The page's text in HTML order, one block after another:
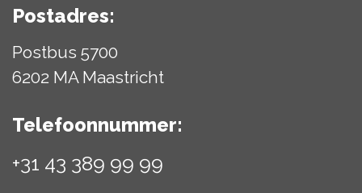
Postadres:
Postbus 5700
6202 MA Maastricht
Telefoonnummer:
+31 43 389 99 99